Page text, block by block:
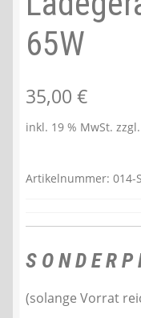
65W
35,00 €
inkl. 19 % MwSt. zzgl.
S O N D E R P
(solange Vorrat
Artikelnummer: 014-